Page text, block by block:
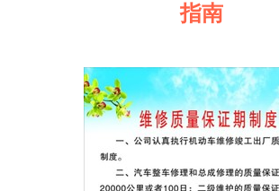
指南